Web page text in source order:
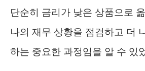
단순히 금리가 낮은 상품으로
나의 재무 상황을 점검하고 더
하는 중요한 과정임을 알 수 있